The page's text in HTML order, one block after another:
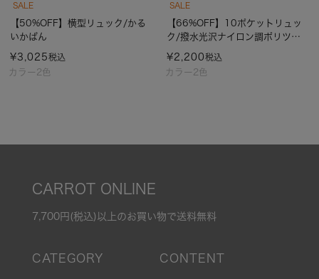
SALE
カラー2色
【50%OFF】横型リュック/かる
いかばん
¥3,025税込
SALE
カラー2色
【66%OFF】10ポケットリュッ
ク/撥水光沢ナイロン調ポリツイ
¥2,200税込
CARROT ONLINE
7,700円(税込)以上のお買い物で送料無料